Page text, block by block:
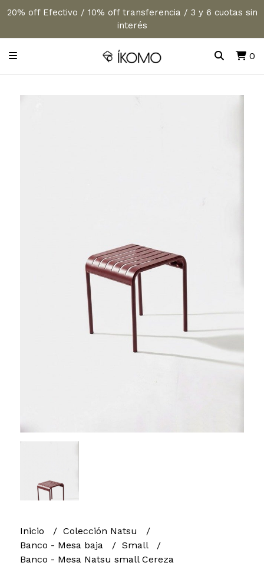
20% off Efectivo / 10% off transferencia / 3 y 6 cuotas sin
interés
0
Inicio
Colección Natsu
Banco - Mesa baja
Small
Banco - Mesa Natsu small Cereza